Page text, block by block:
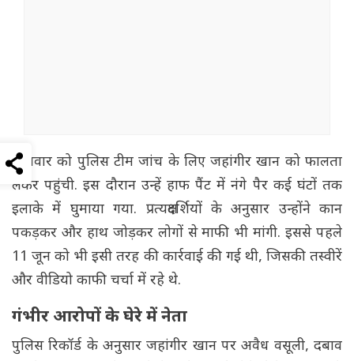
सोमवार को पुलिस टीम जांच के लिए जहांगीर खान को फालता
लेकर पहुंची. इस दौरान उन्हें हाफ पैंट में नंगे पैर कई घंटों तक
इलाके में घुमाया गया. प्रत्यक्षदर्शियों के अनुसार उन्होंने कान
पकड़कर और हाथ जोड़कर लोगों से माफी भी मांगी. इससे पहले
11 जून को भी इसी तरह की कार्रवाई की गई थी, जिसकी तस्वीरें
और वीडियो काफी चर्चा में रहे थे.
गंभीर आरोपों के घेरे में नेता
पुलिस रिकॉर्ड के अनुसार जहांगीर खान पर अवैध वसूली, दबाव